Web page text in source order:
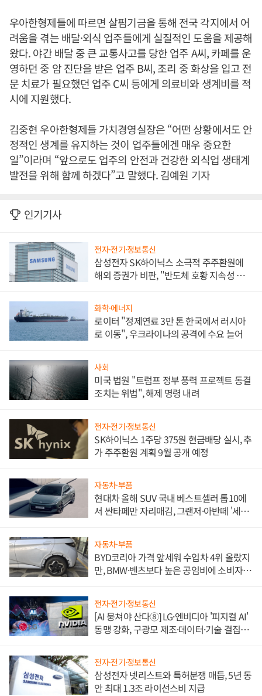
우아한형제들에 따르면 살핌기금을 통해 전국 각지에서 어
려움을 겪는 배달·외식 업주들에게 실질적인 도움을 제공해
왔다. 야간 배달 중 큰 교통사고를 당한 업주 A씨, 카페를 운
영하던 중 암 진단을 받은 업주 B씨, 조리 중 화상을 입고 전
문 치료가 필요했던 업주 C씨 등에게 의료비와 생계비를 적
시에 지원했다.
김중현 우아한형제들 가치경영실장은 “어떤 상황에서도 안
정적인 생계를 유지하는 것이 업주들에겐 매우 중요한
일”이라며 “앞으로도 업주의 안전과 건강한 외식업 생태계
발전을 위해 함께 하겠다”고 말했다. 김예원 기자
인기기사
전자·전기·정보통신
삼성전자 SK하이닉스 소극적 주주환원에
해외 증권가 비판, "반도체 호황 지속성 의
화학·에너지
로이터 "정제연료 3만 톤 한국에서 러시아
로 이동", 우크라이나의 공격에 수요 늘어
사회
미국 법원 "트럼프 정부 풍력 프로젝트 동결
조치는 위법", 해제 명령 내려
전자·전기·정보통신
SK하이닉스 1주당 375원 현금배당 실시, 추
가 주주환원 계획 9월 공개 예정
자동차·부품
현대차 올해 SUV 국내 베스트셀러 톱10에
서 싼타페만 자리매김, 그랜저·아반떼 '세단
자동차·부품
BYD코리아 가격 앞세워 수입차 4위 올랐지
만, BMW·벤츠보다 높은 공임비에 소비자
전자·전기·정보통신
[AI 뭉쳐야 산다⑧] LG·엔비디아 '피지컬 AI'
동맹 강화, 구광모 제조·데이터·기술 결집
전자·전기·정보통신
삼성전자 넷리스트와 특허분쟁 매듭, 5년 동
안 최대 1.3조 라이선스비 지급